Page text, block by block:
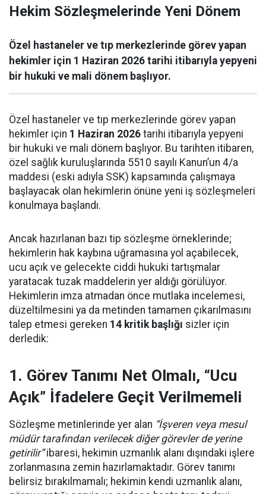
Hekim Sözleşmelerinde Yeni Dönem
Özel hastaneler ve tıp merkezlerinde görev yapan
hekimler için 1 Haziran 2026 tarihi itibarıyla yepyeni
bir hukuki ve mali dönem başlıyor.
Özel hastaneler ve tıp merkezlerinde görev yapan
hekimler için 1 Haziran 2026 tarihi itibarıyla yepyeni
bir hukuki ve mali dönem başlıyor. Bu tarihten itibaren,
özel sağlık kuruluşlarında 5510 sayılı Kanun’un 4/a
maddesi (eski adıyla SSK) kapsamında çalışmaya
başlayacak olan hekimlerin önüne yeni iş sözleşmeleri
konulmaya başlandı.
Ancak hazırlanan bazı tip sözleşme örneklerinde;
hekimlerin hak kaybına uğramasına yol açabilecek,
ucu açık ve gelecekte ciddi hukuki tartışmalar
yaratacak tuzak maddelerin yer aldığı görülüyor.
Hekimlerin imza atmadan önce mutlaka incelemesi,
düzeltilmesini ya da metinden tamamen çıkarılmasını
talep etmesi gereken 14 kritik başlığı sizler için
derledik:
1. Görev Tanımı Net Olmalı, “Ucu
Açık” İfadelere Geçit Verilmemeli
Sözleşme metinlerinde yer alan “İşveren veya mesul
müdür tarafından verilecek diğer görevler de yerine
getirilir”ibaresi, hekimin uzmanlık alanı dışındaki işlere
zorlanmasına zemin hazırlamaktadır. Görev tanımı
belirsiz bırakılmamalı; hekimin kendi uzmanlık alanı,